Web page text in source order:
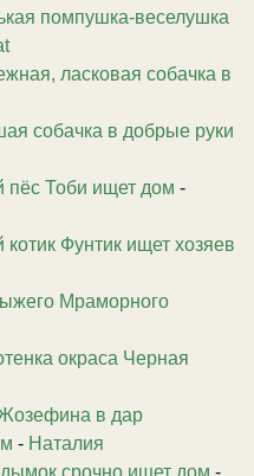
помпушка-веселушка
ласковая собачка в
собачка в добрые руки
пёс Тоби ищет дом -
Фунтик ищет хозяев
Мраморного
окраса Черная
в дар
- Наталия
дымок срочно ищет дом -